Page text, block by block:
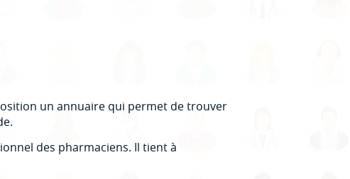
un annuaire qui permet de trouver
des pharmaciens. Il tient à